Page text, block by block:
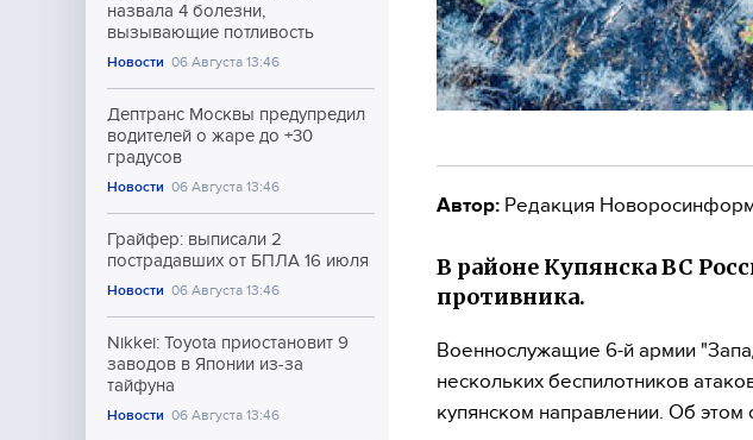
назвала 4 болезни,
вызывающие потливость
Новости 06 Августа 13:46
Дептранс Москвы предупредил
водителей о жаре до +30
градусов
Новости 06 Августа 13:46
Грайфер: выписали 2
пострадавших от БПЛА 16 июля
Новости 06 Августа 13:46
Nikkei: Toyota приостановит 9
заводов в Японии из-за
тайфуна
Новости 06 Августа 13:46
Автор: Редакция
В районе Купянска ВС
противника.
Военнослужащие 6-й армии
нескольких беспилотников
купянском направлении. Об